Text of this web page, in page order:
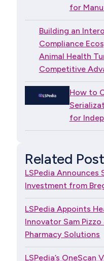
for
Building an
Compliance
Animal Health
Competitive
How to
for
Related
LSPedia
Investment from
LSPedia Appoints
Innovator Sam
Pharmacy Solutions
LSPedia’s OneScan